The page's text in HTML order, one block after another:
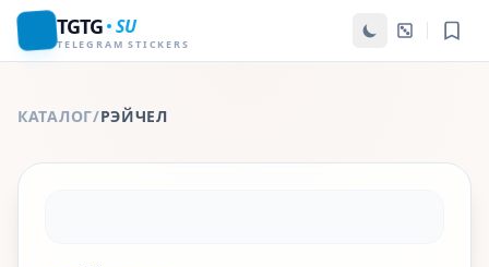
TGTG SU
TELEGRAM STICKERS
КАТАЛОГ/РЭЙЧЕЛ